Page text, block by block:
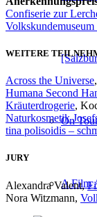
On
A Film
Confiserie zur
Volkskundemuseum
WEITERE
Across the Universe
Humana Second
Kräuterdrogerie,
Naturkosmetik
tina polisoidis –
JURY
Alexandra Valent,
Nora Witzmann,